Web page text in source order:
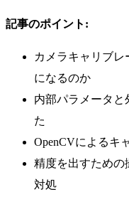
記事のポイント:
カメラキャリブ
になるのか
内部パラメータ
た
OpenCVによるキ
精度を出すための
対処